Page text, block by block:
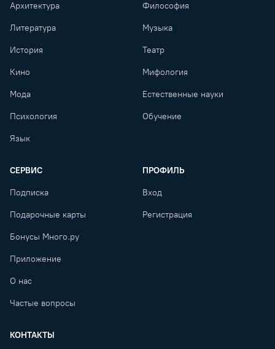
Архитектура Философия
Литература Музыка
История Театр
Кино Мифология
Мода Естественные науки
Психология Обучение
Язык
СЕРВИС
Подписка
Подарочные карты
Бонусы Много.ру
Приложение
О нас
Частые вопросы
ПРОФИЛЬ
Вход
Регистрация
КОНТАКТЫ